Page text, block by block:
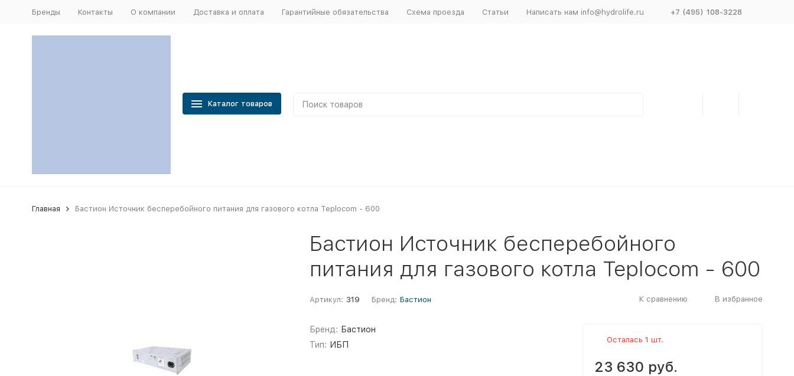
Бренды Контакты О компании Доставка и оплата Гарантийные обязательства Схема проезда Статьи Написать нам info@hydrolife.ru +7 (495) 108-3228
Каталог товаров
Главная Бастион Источник бесперебойного питания для газового котла Teplocom - 600
Бастион Источник бесперебойного
питания для газового котла Teplocom - 600
Артикул: 319 Бренд: Бастион К сравнению В избранное
Бренд: Бастион
Тип: ИБП
Осталась 1 шт.
23 630 руб.